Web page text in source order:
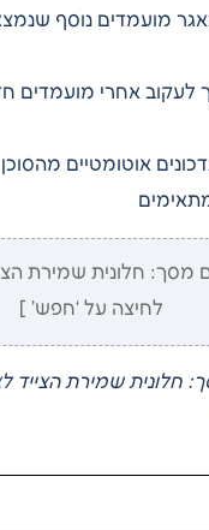
מועמדים נוסף
לעקוב אחרי מועמדים
אוטומטיים
מסך: חלונית שמירת
לחיצה על ‘חפש’ ]
חלונית שמירת הצייד